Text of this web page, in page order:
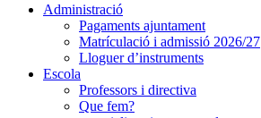
Administració
Pagaments ajuntament
Matrículació i admissió 2026/27
Lloguer d’instruments
Escola
Professors i directiva
Que fem?